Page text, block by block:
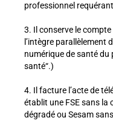
professionnel
3. Il conserve le
l’intègre parallèlement
numérique de santé du
santé“.)
4. Il facture l’acte de
établit une FSE sans
dégradé ou Sesam